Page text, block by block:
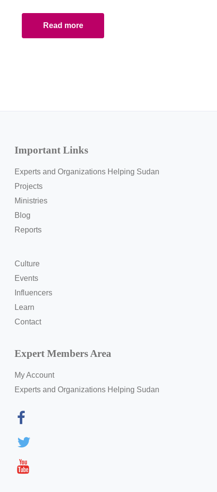
Read more
Important Links
Experts and Organizations Helping Sudan
Projects
Ministries
Blog
Reports
Culture
Events
Influencers
Learn
Contact
Expert Members Area
My Account
Experts and Organizations Helping Sudan